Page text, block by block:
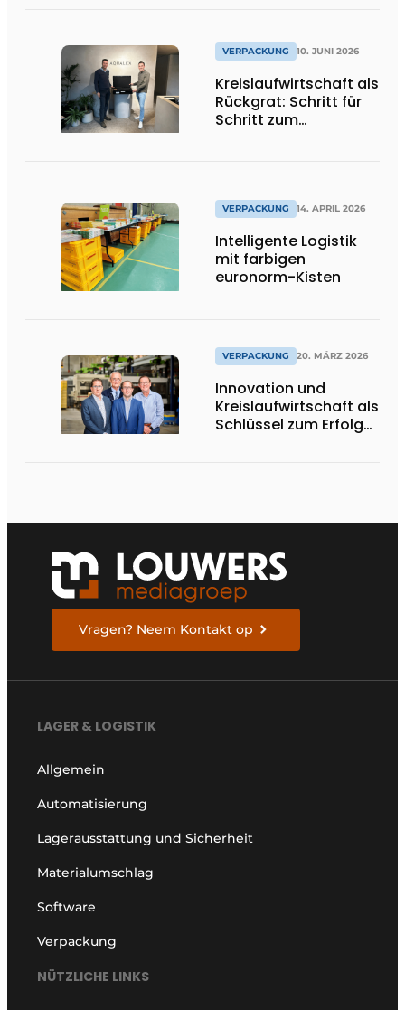
VERPACKUNG 10. JUNI 2026
Kreislaufwirtschaft als
Rückgrat: Schritt für
Schritt zum
VERPACKUNG 14. APRIL 2026
Intelligente Logistik
mit farbigen
euronorm-Kisten
VERPACKUNG 20. MÄRZ 2026
Innovation und
Kreislaufwirtschaft als
Schlüssel zum Erfolg
Vragen? Neem Kontakt op
LAGER & LOGISTIK
Allgemein
Automatisierung
Lagerausstattung und Sicherheit
Materialumschlag
Software
Verpackung
NÜTZLICHE LINKS